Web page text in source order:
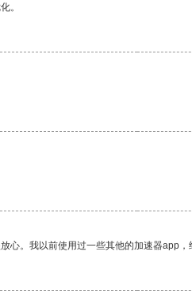
。
。我以前使用过一些其他的加速器app，